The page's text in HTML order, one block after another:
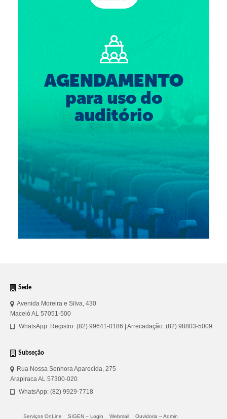
Sede
Avenida Moreira e Silva, 430
Maceió AL 57051-500
WhatsApp: Registro: (82) 99641-0186 | Arrecadação: (82) 98803-5009
Subseção
Rua Nossa Senhora Aparecida, 275
Arapiraca AL 57300-020
WhatsApp: (82) 9929-7718
Serviços OnLine SIGEN – Login Webmail Ouvidoria – Admin